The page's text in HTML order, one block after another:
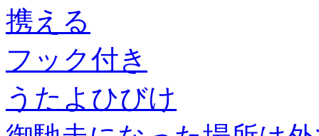
携える
フック付き
うたよひびけ